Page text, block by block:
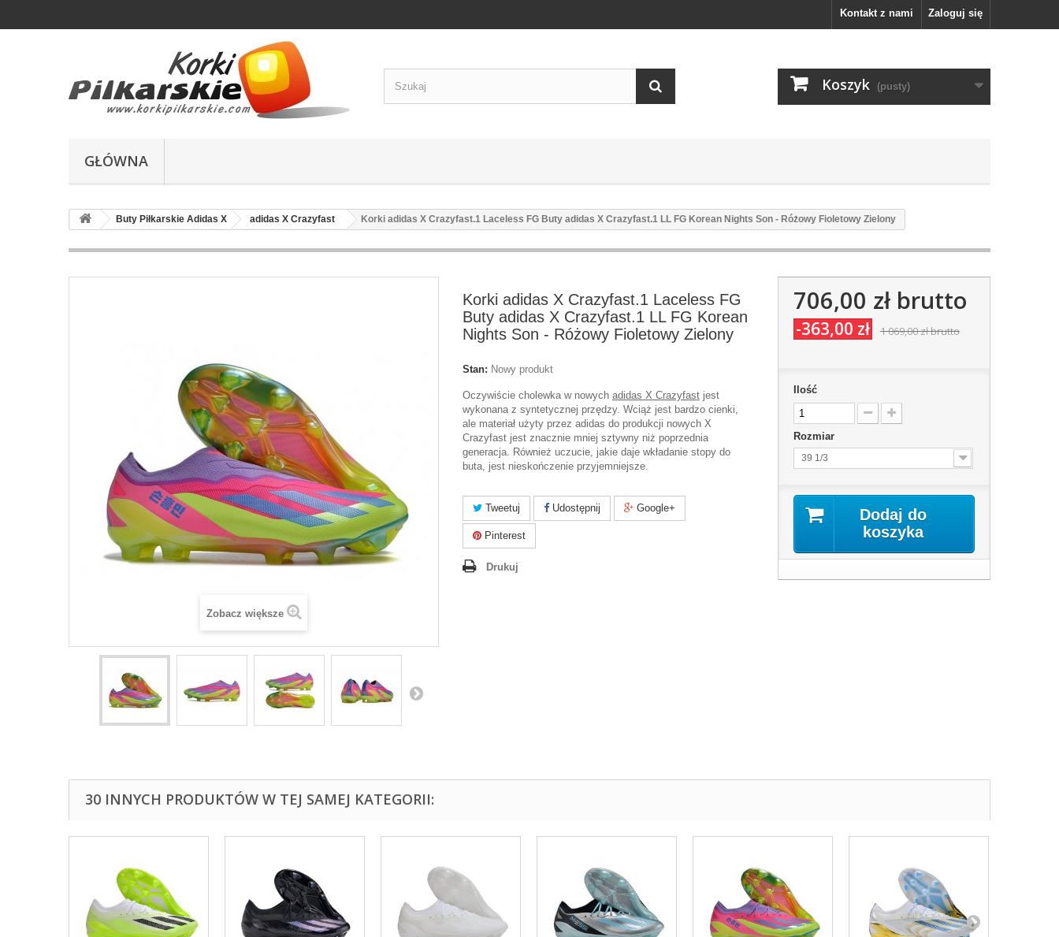
Zaloguj się
Kontakt z nami
Koszyk (pusty)
GŁÓWNA
Buty Piłkarskie Adidas X adidas X Crazyfast Korki adidas X Crazyfast.1 Laceless FG Buty adidas X Crazyfast.1 LL FG Korean Nights Son - Różowy Fioletowy Zielony
Zobacz większe
Korki adidas X Crazyfast.1 Laceless FG
Buty adidas X Crazyfast.1 LL FG Korean
Nights Son - Różowy Fioletowy Zielony
Stan: Nowy produkt
Oczywiście cholewka w nowych adidas X Crazyfast jest
wykonana z syntetycznej przędzy. Wciąż jest bardzo cienki,
ale materiał użyty przez adidas do produkcji nowych X
Crazyfast jest znacznie mniej sztywny niż poprzednia
generacja. Również uczucie, jakie daje wkładanie stopy do
buta, jest nieskończenie przyjemniejsze.
Tweetuj Udostępnij Google+
Pinterest
Drukuj
706,00 złbrutto
-363,00 zł 1 069,00 złbrutto
Ilość
Rozmiar
39 1/3
Dodaj do
koszyka
30 INNYCH PRODUKTÓW W TEJ SAMEJ KATEGORII: